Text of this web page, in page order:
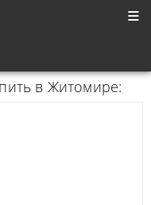
в Житомире: